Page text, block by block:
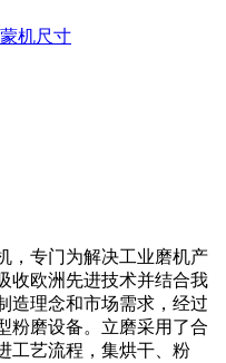
机尺寸
，专门为解决工业磨机产
收欧洲先进技术并结合我
造理念和市场需求，经过
粉磨设备。立磨采用了合
工艺流程，集烘干、粉